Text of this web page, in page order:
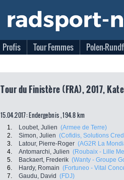
Profis Tour Femmes Polen-
Tour du Finistère (FRA), 2017,
15.04.2017: Endergebnis , 194.8 km
1. Loubet, Julien (Armee de Terre)
2.
Simon, Julien (Cofidis, Solutions
3.
Latour, Pierre-Roger (AG2R La
4.
Antomarchi, Julien (Roubaix - Lille
5.
Backaert, Frederik (Wanty - Groupe
6.
Hardy, Romain (Fortuneo - Vital
7.
Gaudu, David (FDJ)